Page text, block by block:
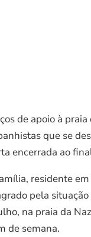
de apoio à
que se
encerrada ao
residente
pela
na praia da
de semana.